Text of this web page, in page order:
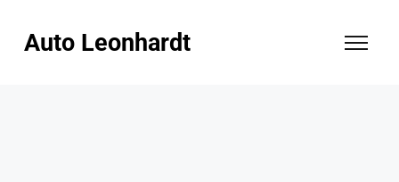
Auto Leonhardt